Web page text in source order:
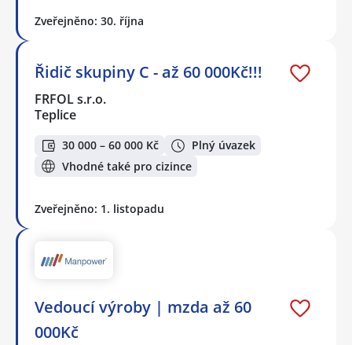
Zveřejněno: 30. října
Řidič skupiny C - až 60 000Kč!!!
FRFOL s.r.o.
Teplice
30 000 – 60 000 Kč
Plný úvazek
Vhodné také pro cizince
Zveřejněno: 1. listopadu
Vedoucí výroby | mzda až 60
000Kč